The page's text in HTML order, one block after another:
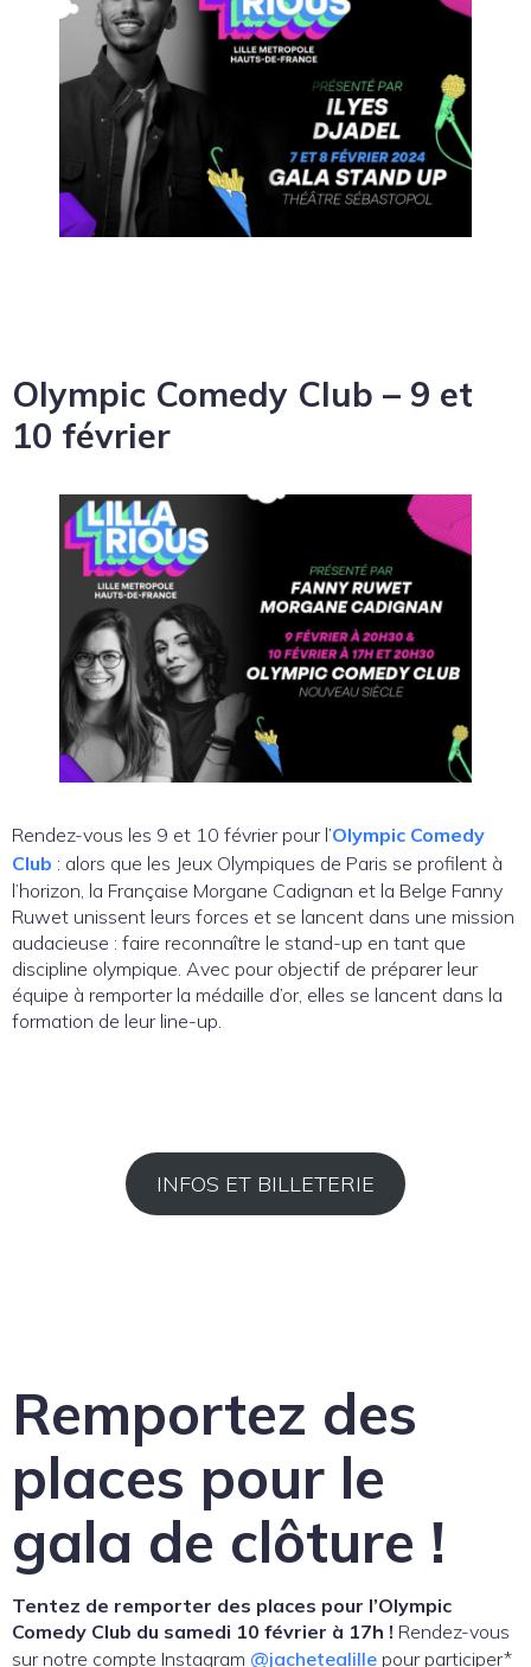
Olympic Comedy Club – 9 et
10 février
Rendez-vous les 9 et 10 février pour l’Olympic Comedy
Club : alors que les Jeux Olympiques de Paris se profilent à
l’horizon, la Française Morgane Cadignan et la Belge Fanny
Ruwet unissent leurs forces et se lancent dans une mission
audacieuse : faire reconnaître le stand-up en tant que
discipline olympique. Avec pour objectif de préparer leur
équipe à remporter la médaille d’or, elles se lancent dans la
formation de leur line-up.
INFOS ET BILLETERIE
Remportez des
places pour le
gala de clôture !
Tentez de remporter des places pour l’Olympic
Comedy Club du samedi 10 février à 17h ! Rendez-vous
sur notre compte Instagram @jachetealille pour participer*